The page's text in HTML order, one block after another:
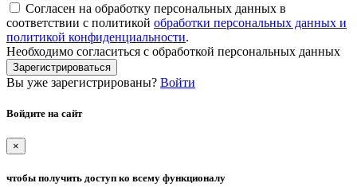
Согласен на обработку персональных данных в
соответствии с политикой обработки персональных данных и
политикой конфиденциальности.
Необходимо согласиться с обработкой персональных данных
Зарегистрироваться
Вы уже зарегистрированы? Войти
Войдите на сайт
×
чтобы получить доступ ко всему функционалу